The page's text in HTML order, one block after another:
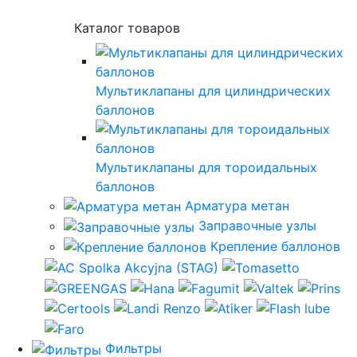
Каталог товаров
Мультиклапаны для цилиндрических
баллонов
Мультиклапаны для тороидальных
баллонов
Арматура метан
Заправочные узлы
Крепление баллонов
Фильтры